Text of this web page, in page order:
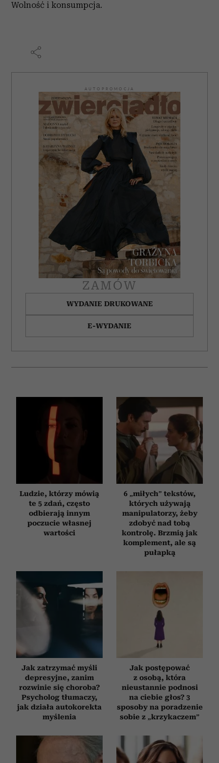
Partnerzy mogą połączyć te informacje z innymi danymi
Wolność i konsumpcja.
AUTOPROMOCJA
ZAMÓW
WYDANIE DRUKOWANE
E-WYDANIE
Ludzie, którzy mówią
te 5 zdań, często
odbierają innym
poczucie własnej
wartości
6 „miłych” tekstów,
których używają
manipulatorzy, żeby
zdobyć nad tobą
kontrolę. Brzmią jak
komplement, ale są
pułapką
Jak zatrzymać myśli
depresyjne, zanim
rozwinie się choroba?
Psycholog tłumaczy,
jak działa autokorekta
myślenia
Jak postępować
z osobą, która
nieustannie podnosi
na ciebie głos? 3
sposoby na poradzenie
sobie z „krzykaczem”